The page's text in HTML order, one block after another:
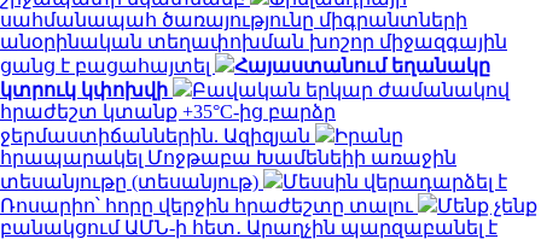
սահմանապահ ծառայությունը միգրանտների
անօրինական տեղափոխման խոշոր միջազգային
ցանց է բացահայտել
Հայաստանում եղանակը
կտրուկ կփոխվի
Բավական երկար ժամանակով
հրաժեշտ կտանք +35°C-ից բարձր
ջերմաստիճաններին. Ազիզյան
Իրանը
հրապարակել Մոջթաբա Խամենեիի առաջին
տեսանյութը (տեսանյութ)
Մեսսին վերադարձել է
Ռոսարիո՝ հորը վերջին հրաժեշտը տալու
Մենք չենք
բանակցում ԱՄՆ-ի հետ․ Արաղչին պարզաբանել է